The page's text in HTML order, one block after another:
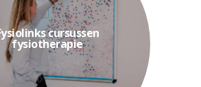
cursussen
fysiotherapie
De Fysiolinks cursussen
fysiotherapie bieden
nascholing die
praktijk combineert. Met
mix van online leren en
contactonderwijs...